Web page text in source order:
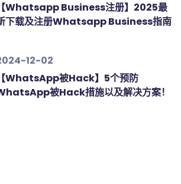
【Whatsapp Business注册】2025最
下载及注册Whatsapp Business指南
12-02
【WhatsApp被Hack】5个预防
被Hack措施以及解决方案！